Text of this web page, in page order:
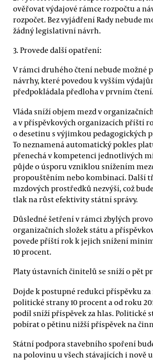
ověřovat výdajové rámce rozpočtu a
rozpočet. Bez vyjádření Rady nebude
žádný legislativní návrh.
3. Provede další opatření:
V rámci druhého čtení nebude možné
návrhy, které povedou k vyšším
předpokládala předloha v prvním čtení.
Vláda sníží objem mezd v
a v příspěvkových organizacích příští
o desetinu s výjimkou pedagogických
To neznamená automatický pokles
přenechá v kompetenci jednotlivých
půjde o úsporu vzniklou snížením
propouštěním nebo kombinací. Další
mzdových prostředků nezvýší, což
tlak na růst efektivity státní správy.
Důsledné šetření v rámci zbylých
organizačních složek státu a
povede příští rok k jejich snížení
10 procent.
Platy ústavních činitelů se sníží o pět
Dojde k postupné redukci příspěvku
politické strany 10 procent a od roku
podíl sníží příspěvek za hlas. Politické
pobírat o pětinu nižší příspěvek na
Státní podpora stavebního spoření
na polovinu u všech stávajících i nově